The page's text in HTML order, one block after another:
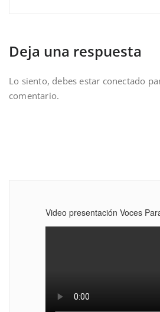
Deja una respuesta
Lo siento, debes estar conectado
comentario.
Video presentación Voces